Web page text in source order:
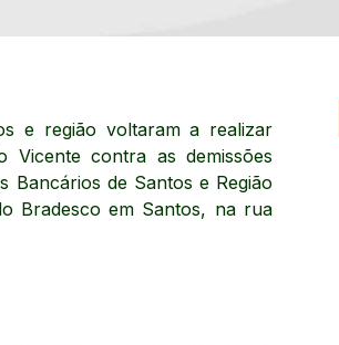
e região voltaram a realizar
Vicente contra as demissões
Bancários de Santos e Região
Bradesco em Santos, na rua